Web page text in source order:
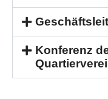
Konferenz